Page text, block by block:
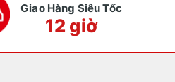
Giao Hàng Siêu Tốc
12 giờ